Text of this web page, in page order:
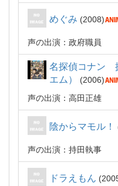
めぐみ 2008
声の出演：政府職員
名探偵コナン
エム）
2006
声の出演：高田正雄
陰からマモル！
声の出演：持田執事
ドラえもん